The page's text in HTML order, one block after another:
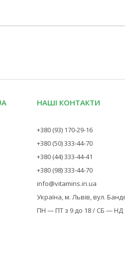
НАШІ КОНТАКТИ
+380 (93) 170-29-16
+380 (50) 333-44-70
+380 (44) 333-44-41
+380 (98) 333-44-70
info@vitamins.in.ua
Україна, м. Львів, вул.
ПН — ПТ з 9 до 18 / СБ — НД